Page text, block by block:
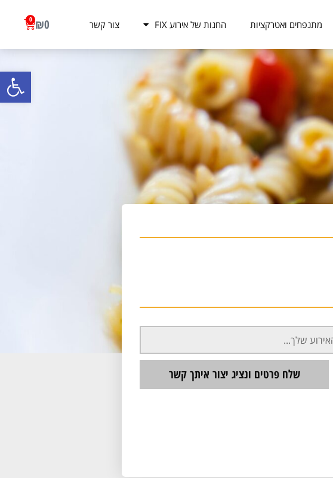
פתח
מתנפחים ואטרקציות החנות של אירוע FIX צור קשר ₪0
0
שלח פרטים ונציג יצור איתך קשר